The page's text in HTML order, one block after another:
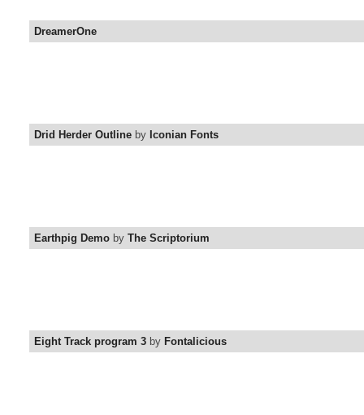
DreamerOne
Drid Herder Outline by Iconian Fonts
Earthpig Demo by The Scriptorium
Eight Track program 3 by Fontalicious